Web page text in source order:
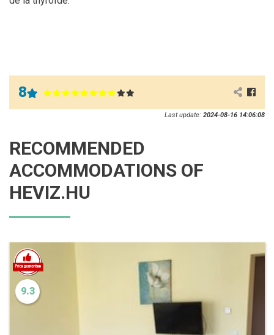
8
Last update: 2024-08-16 14:06:08
RECOMMENDED
ACCOMMODATIONS OF
HEVIZ.HU
9.3